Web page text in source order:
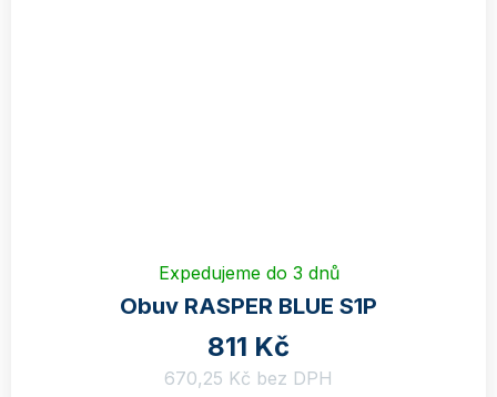
Expedujeme do 3 dnů
Obuv RASPER BLUE S1P
811 Kč
670,25 Kč bez DPH